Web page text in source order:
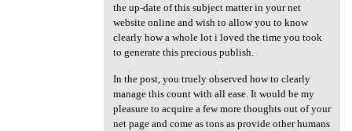
the up-date of this subject matter in your net
website online and wish to allow you to know
clearly how a whole lot i loved the time you took
to generate this precious publish.
In the post, you truely observed how to clearly
manage this count with all ease. It would be my
pleasure to acquire a few more thoughts out of your
net page and come as tons as provide other humans